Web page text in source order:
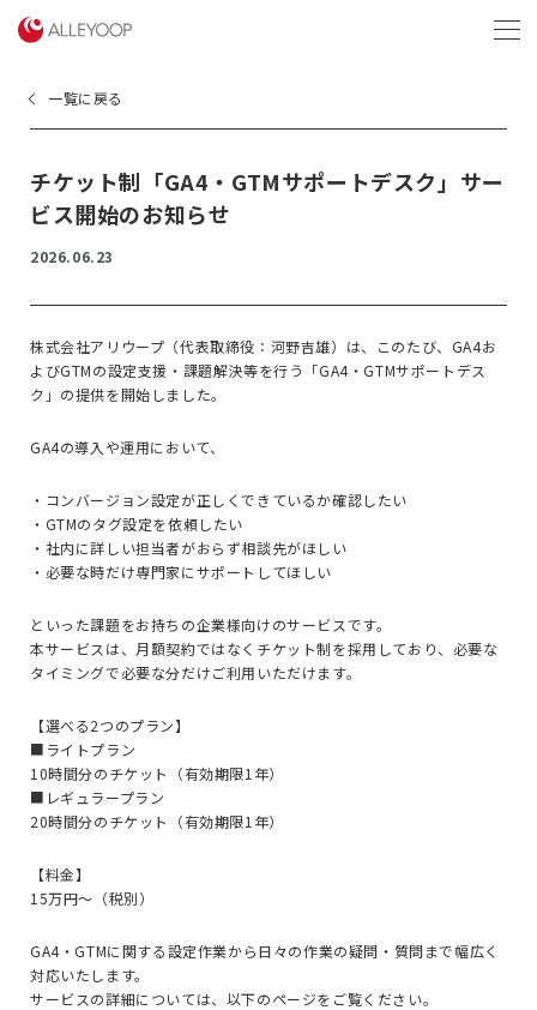
一覧に戻る
チケット制「GA4・GTMサポートデスク」サー
ビス開始のお知らせ
2026.06.23
株式会社アリウープ（代表取締役：河野吉雄）は、このたび、GA4お
よびGTMの設定支援・課題解決等を行う「GA4・GTMサポートデス
ク」の提供を開始しました。
GA4の導入や運用において、
・コンバージョン設定が正しくできているか確認したい
・GTMのタグ設定を依頼したい
・社内に詳しい担当者がおらず相談先がほしい
・必要な時だけ専門家にサポートしてほしい
といった課題をお持ちの企業様向けのサービスです。
本サービスは、月額契約ではなくチケット制を採用しており、必要な
タイミングで必要な分だけご利用いただけます。
【選べる2つのプラン】
■ライトプラン
10時間分のチケット（有効期限1年）
■レギュラープラン
20時間分のチケット（有効期限1年）
【料金】
15万円～（税別）
GA4・GTMに関する設定作業から日々の作業の疑問・質問まで幅広く
対応いたします。
サービスの詳細については、以下のページをご覧ください。